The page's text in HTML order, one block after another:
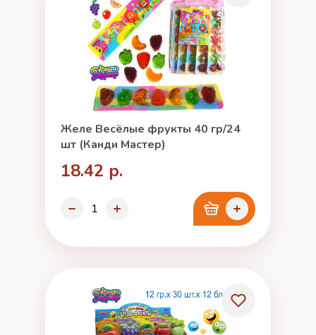
Желе Весёлые фрукты 40 гр/24
шт (Канди Мастер)
18.42 р.